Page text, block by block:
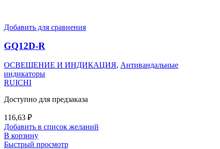
Добавить для сравнения
GQ12D-R
ОСВЕЩЕНИЕ И ИНДИКАЦИЯ, Антивандальные
индикаторы
RUICHI
Доступно для предзаказа
116,63 ₽
Добавить в список желаний
В корзину
Быстрый просмотр